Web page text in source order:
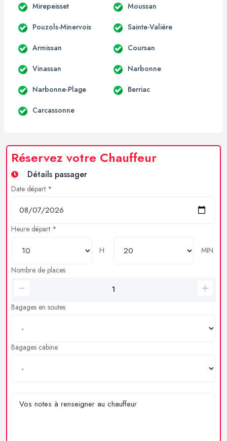
Mirepeisset Moussan
Pouzols-Minervois Sainte-Valière
Armissan Coursan
Vinassan Narbonne
Narbonne-Plage Berriac
Carcassonne
Réservez votre Chauffeur
Détails passager
Date départ *
Heure départ *
H
MIN
Nombre de places
Bagages en soutes
Bagages cabine